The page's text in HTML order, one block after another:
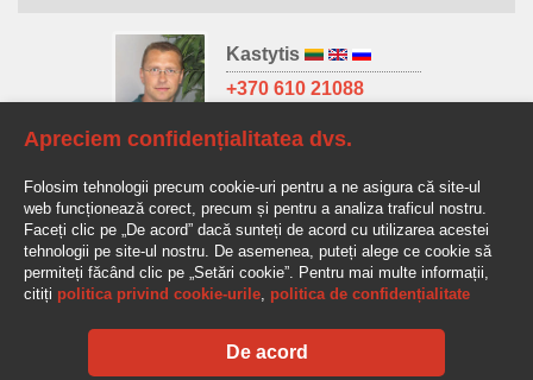
Kastytis
+370 610 21088
+370 685 32966
antanas.stake@av-auto.lt
Apreciem confidențialitatea dvs.
Folosim tehnologii precum cookie-uri pentru a ne asigura că site-ul
web funcționează corect, precum și pentru a analiza traficul nostru.
Faceți clic pe „De acord” dacă sunteți de acord cu utilizarea acestei
tehnologii pe site-ul nostru. De asemenea, puteți alege ce cookie să
permiteți făcând clic pe „Setări cookie”. Pentru mai multe informații,
citiți politica privind cookie-urile, politica de confidențialitate
De acord